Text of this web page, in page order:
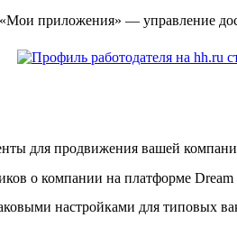
приложения» — управление
для продвижения вашей
о компании на платформе
настройками для типовых